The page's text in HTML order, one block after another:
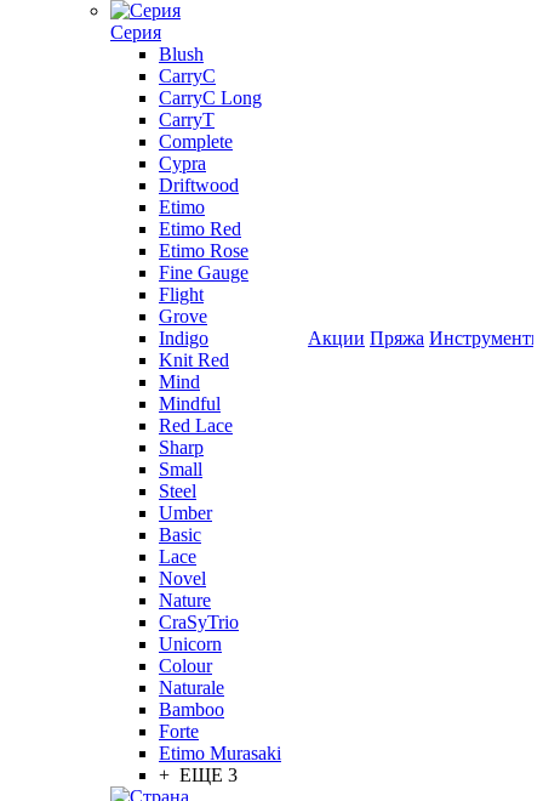
Серия
Blush
CarryC
CarryC Long
CarryT
Complete
Cypra
Driftwood
Etimo
Etimo Red
Etimo Rose
Fine Gauge
Flight
Grove
Indigo
Knit Red
Mind
Mindful
Red Lace
Sharp
Small
Steel
Umber
Basic
Lace
Novel
Nature
CraSyTrio
Unicorn
Colour
Naturale
Bamboo
Forte
Etimo Murasaki
+ ЕЩЕ 3
Акции Пряжа Инструменты